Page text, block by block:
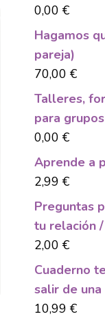
0,00 €
Hagamos
pareja)
70,00 €
Talleres,
para grupos
0,00 €
Aprende a
2,99 €
Preguntas
tu relación
2,00 €
Cuaderno
salir de
10,99 €